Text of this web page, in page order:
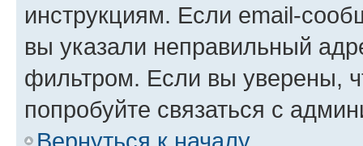
инструкциям. Если email-
вы указали неправильный
фильтром. Если вы уверены,
попробуйте связаться с
Вернуться к началу